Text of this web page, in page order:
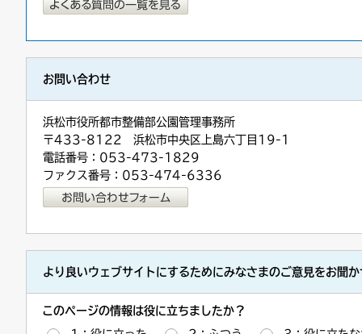
お問い合わせ
浜松市役所都市整備部公園管理事務所
〒433-8122 浜松市中央区上島六丁目19-1
電話番号：053-473-1829
ファクス番号：053-474-6336
より良いウェブサイトにするためにみなさまのご意見をお聞か
このページの情報は役に立ちましたか？